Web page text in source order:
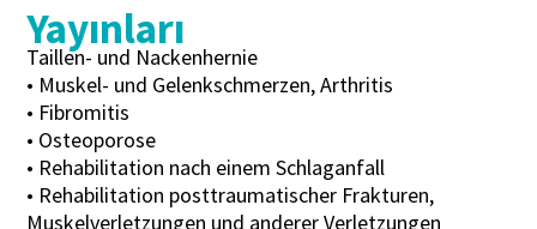
Yayınları
Taillen- und Nackenhernie
• Muskel- und Gelenkschmerzen, Arthritis
• Fibromitis
• Osteoporose
• Rehabilitation nach einem Schlaganfall
• Rehabilitation posttraumatischer Frakturen,
Muskelverletzungen und anderer Verletzungen